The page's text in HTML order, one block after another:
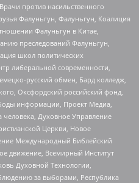
против насильственного
Фалуньгун, Фалуньгун, Коалиция
Фалуньгун в Китае,
преследований Фалуньгун,
школ политических
либеральной современности,
русский обмен, Бард колледж,
Оксфордский российский фонд,
информации, Проект Медиа,
человека, Духовное Управление
Церкви, Новое
Международный Библейский
движение, Всемирный Институт
Духовной Технологии,
за выборами, Республика